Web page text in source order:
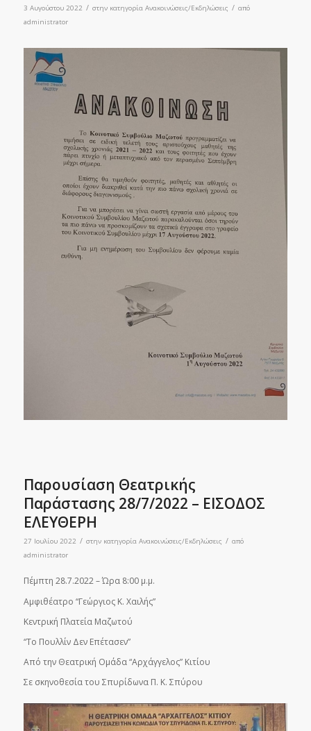
3 Αυγούστου 2022 / στην κατηγορία Ανακοινώσεις/Εκδηλώσεις / από
administrator
Παρουσίαση Θεατρικής
Παράστασης 28/7/2022 – ΕΙΣΟΔΟΣ
ΕΛΕΥΘΕΡΗ
27 Ιουλίου 2022 / στην κατηγορία Ανακοινώσεις/Εκδηλώσεις / από
administrator
Πέμπτη 28.7.2022 – Ώρα 8:00 μ.μ.
Αμφιθέατρο “Γεώργιος Κ. Χαιλής”
Κεντρική Πλατεία Μαζωτού
“Το Πουλλίν Δεν Επέτασεν”
Από την Θεατρική Ομάδα “Αρχάγγελος” Κιτίου
Σε σκηνοθεσία του Σπυρίδωνα Π. Κ. Σπύρου